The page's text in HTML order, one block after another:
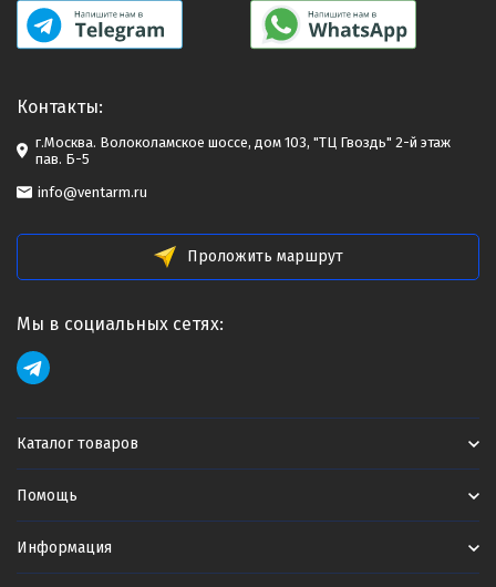
Контакты:
г.Москва. Волоколамское шоссе, дом 103, "ТЦ Гвоздь" 2-й этаж
пав. Б-5
info@ventarm.ru
Проложить маршрут
Мы в социальных сетях:
Каталог товаров
Помощь
Информация